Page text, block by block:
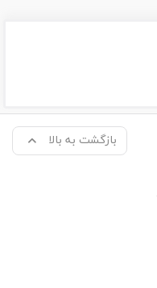
بازگشت به بالا